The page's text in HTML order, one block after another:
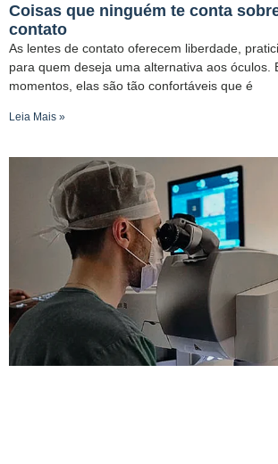
Coisas que ninguém te conta
contato
As lentes de contato oferecem liberdade,
para quem deseja uma alternativa aos óculos.
momentos, elas são tão confortáveis ​​que é
Leia Mais »